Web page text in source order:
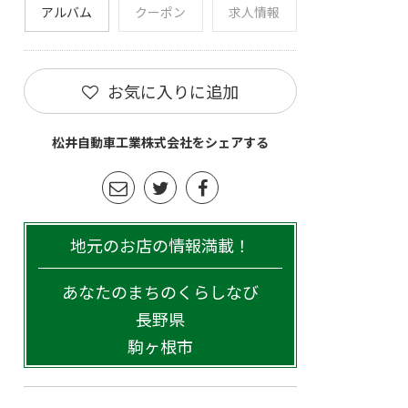
アルバム クーポン 求人情報
お気に入りに追加
松井自動車工業株式会社をシェアする
地元のお店の情報満載！
あなたのまちのくらしなび
長野県
駒ヶ根市